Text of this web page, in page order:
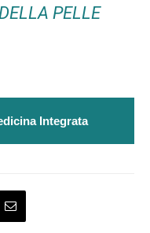
PELLE
Integrata